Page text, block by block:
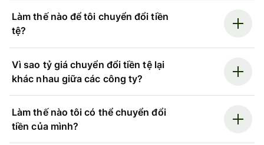
Làm thế nào để tôi chuyển đổi tiền
tệ?
Vì sao tỷ giá chuyển đổi tiền tệ lại
khác nhau giữa các công ty?
Làm thế nào tôi có thể chuyển đổi
tiền của mình?